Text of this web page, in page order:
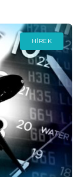
HÍREK